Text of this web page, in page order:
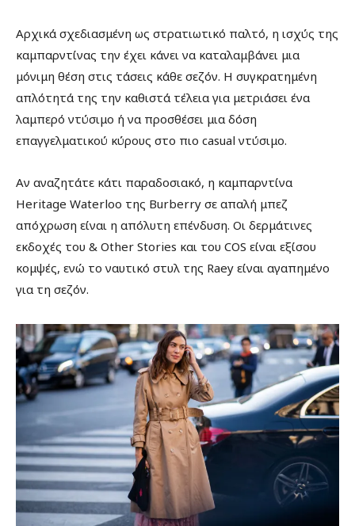
Αρχικά σχεδιασμένη ως στρατιωτικό παλτό, η ισχύς της
καμπαρντίνας την έχει κάνει να καταλαμβάνει μια
μόνιμη θέση στις τάσεις κάθε σεζόν. Η συγκρατημένη
απλότητά της την καθιστά τέλεια για μετριάσει ένα
λαμπερό ντύσιμο ή να προσθέσει μια δόση
επαγγελματικού κύρους στο πιο casual ντύσιμο.
Αν αναζητάτε κάτι παραδοσιακό, η καμπαρντίνα
Heritage Waterloo της Burberry σε απαλή μπεζ
απόχρωση είναι η απόλυτη επένδυση. Οι δερμάτινες
εκδοχές του & Other Stories και του COS είναι εξίσου
κομψές, ενώ το ναυτικό στυλ της Raey είναι αγαπημένο
για τη σεζόν.